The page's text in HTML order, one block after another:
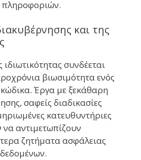
πληροφοριών.
και της
συνδέεται
βιωσιμότητα ενός
Έργα με ξεκάθαρη
σαφείς διαδικασίες
κατευθυντήριες
να αντιμετωπίζουν
ζητήματα ασφάλειας